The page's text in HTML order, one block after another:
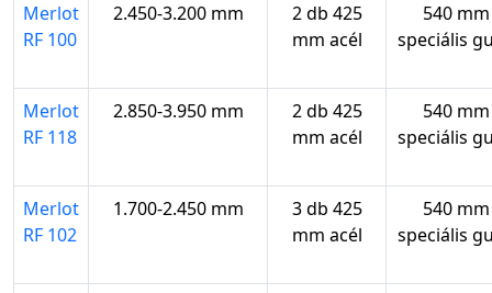
Merlot
RF 100
2.450-3.200 mm
2 db 425
mm acél
540 mm
speciális
Merlot
RF 118
2.850-3.950 mm
2 db 425
mm acél
540 mm
speciális
Merlot
RF 102
1.700-2.450 mm
3 db 425
mm acél
540 mm
speciális